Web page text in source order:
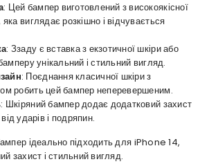
: Цей бампер виготовлений з високоякісної
виглядає розкішно і відчувається
: Ззаду є вставка з екзотичної шкіри або
унікальний і стильний вигляд.
: Поєднання класичної шкіри з
робить цей бампер неперевершеним.
: Шкіряний бампер додає додатковий захист
ударів і подряпин.
ідеально підходить для iPhone 14,
захист і стильний вигляд.